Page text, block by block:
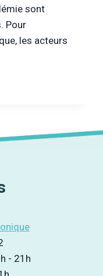
sont
Pour
les acteurs
- 21h